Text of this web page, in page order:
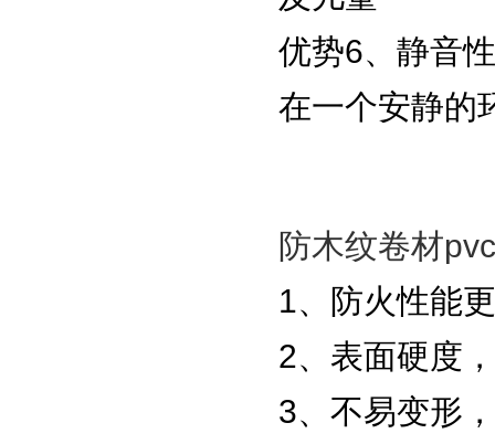
优势6、静音
在一个安静的
防木纹卷材
1、防火性能
2、表面硬度
3、不易变形